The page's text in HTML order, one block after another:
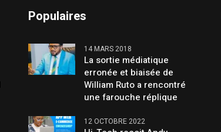
Populaires
14 MARS 2018
La sortie médiatique
erronée et biaisée de
William Ruto a rencontré
une farouche réplique
12 OCTOBRE 2022